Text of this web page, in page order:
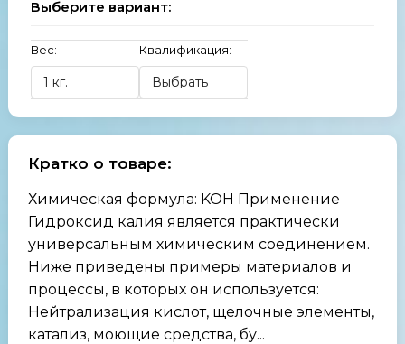
Выберите вариант:
Вес: Квалификация:
Кратко о товаре:
Химическая формула: KOH Применение
Гидроксид калия является практически
универсальным химическим соединением.
Ниже приведены примеры материалов и
процессы, в которых он используется:
Нейтрализация кислот, щелочные элементы,
катализ, моющие средства, бу...